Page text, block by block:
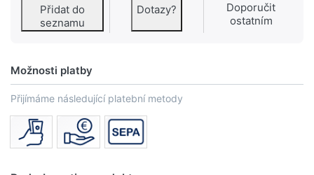
Přidat do
seznamu
Dotazy?
Doporučit
ostatním
Možnosti platby
Přijímáme následující platební metody